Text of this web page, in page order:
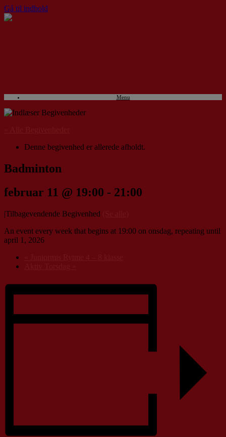
Gå til indhold
Menu
Denne begivenhed er allerede afholdt.
Badminton
februar 11 @ 19:00 - 21:00
|Tilbagevendende Begivenhed
An event every week that begins at 19:00 on onsdag, repeating until
april 1, 2026